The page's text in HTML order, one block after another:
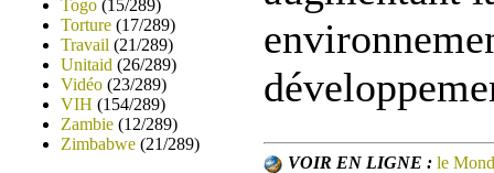
Togo (15/289)
Torture (17/289)
Travail (21/289)
Unitaid (26/289)
Vidéo (23/289)
VIH (154/289)
Zambie (12/289)
Zimbabwe (21/289)
VOIR EN LIGNE : le